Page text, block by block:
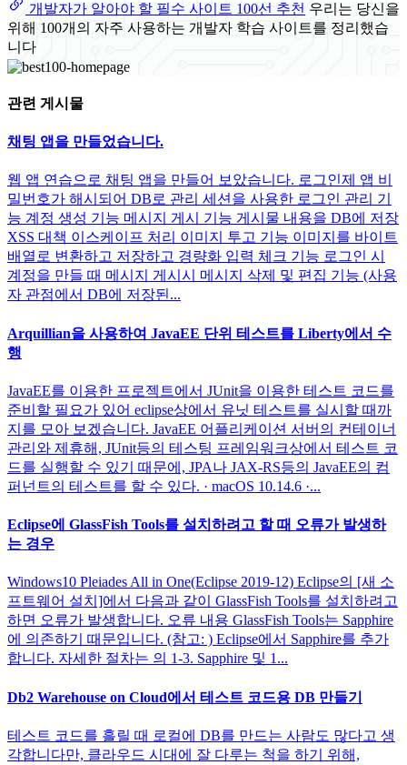
개발자가 알아야 할 필수 사이트 100선 추천 우리는 당신을
위해 100개의 자주 사용하는 개발자 학습 사이트를 정리했습
니다
관련 게시물
채팅 앱을 만들었습니다.
웹 앱 연습으로 채팅 앱을 만들어 보았습니다. 로그인제 앱 비
밀번호가 해시되어 DB로 관리 세션을 사용한 로그인 관리 기
능 계정 생성 기능 메시지 게시 기능 게시물 내용을 DB에 저장
XSS 대책 이스케이프 처리 이미지 투고 기능 이미지를 바이트
배열로 변환하고 저장하고 경량화 입력 체크 기능 로그인 시
계정을 만들 때 메시지 게시시 메시지 삭제 및 편집 기능 (사용
자 관점에서 DB에 저장된...
Arquillian을 사용하여 JavaEE 단위 테스트를 Liberty에서 수
행
JavaEE를 이용한 프로젝트에서 JUnit을 이용한 테스트 코드를
준비할 필요가 있어 eclipse상에서 유닛 테스트를 실시할 때까
지를 모아 보겠습니다. JavaEE 어플리케이션 서버의 컨테이너
관리와 제휴해, JUnit등의 테스팅 프레임워크상에서 테스트 코
드를 실행할 수 있기 때문에, JPA나 JAX-RS등의 JavaEE의 컴
퍼넌트의 테스트를 할 수 있다. · macOS 10.14.6 ·...
Eclipse에 GlassFish Tools를 설치하려고 할 때 오류가 발생하
는 경우
Windows10 Pleiades All in One(Eclipse 2019-12) Eclipse의 [새 소
프트웨어 설치]에서 다음과 같이 GlassFish Tools를 설치하려고
하면 오류가 발생합니다. 오류 내용 GlassFish Tools는 Sapphire
에 의존하기 때문입니다. (참고: ) Eclipse에서 Sapphire를 추가
합니다. 자세한 절차는 의 1-3. Sapphire 및 1...
Db2 Warehouse on Cloud에서 테스트 코드용 DB 만들기
테스트 코드를 흘릴 때 로컬에 DB를 만드는 사람도 많다고 생
각합니다만, 클라우드 시대에 잘 다루는 척을 하기 위해,